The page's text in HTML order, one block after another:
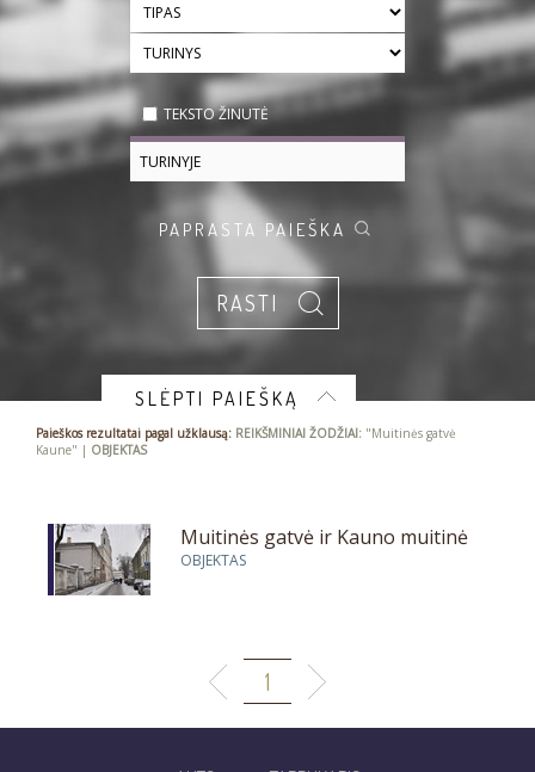
TEKSTO ŽINUTĖ
PAPRASTA PAIEŠKA
SLĖPTI PAIEŠKĄ
Paieškos rezultatai pagal užklausą: REIKŠMINIAI ŽODŽIAI: "Muitinės gatvė
Kaune" | OBJEKTAS
Muitinės gatvė ir Kauno muitinė
OBJEKTAS
1